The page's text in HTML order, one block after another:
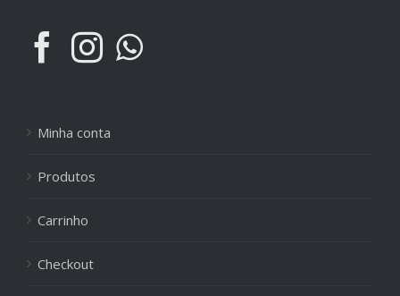
Minha conta
Produtos
Carrinho
Checkout